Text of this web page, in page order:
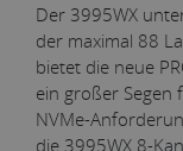
Der 3995WX
der maximal 88
bietet die neue
ein großer Segen
NVMe-
die 3995WX 8-